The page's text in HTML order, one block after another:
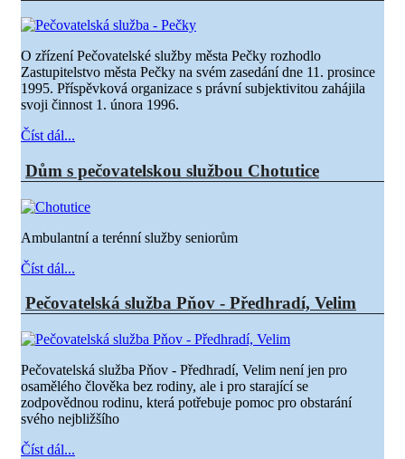
O zřízení Pečovatelské služby města Pečky rozhodlo
Zastupitelstvo města Pečky na svém zasedání dne 11. prosince
1995. Příspěvková organizace s právní subjektivitou zahájila
svoji činnost 1. února 1996.
Číst dál...
Dům s pečovatelskou službou Chotutice
Ambulantní a terénní služby seniorům
Číst dál...
Pečovatelská služba Pňov - Předhradí, Velim
Pečovatelská služba Pňov - Předhradí, Velim není jen pro
osamělého člověka bez rodiny, ale i pro starající se
zodpovědnou rodinu, která potřebuje pomoc pro obstarání
svého nejbližšího
Číst dál...